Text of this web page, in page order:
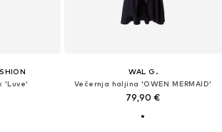
'Luve'
WAL G.
Večernja haljina 'OWEN MERMAID'
79,90 €